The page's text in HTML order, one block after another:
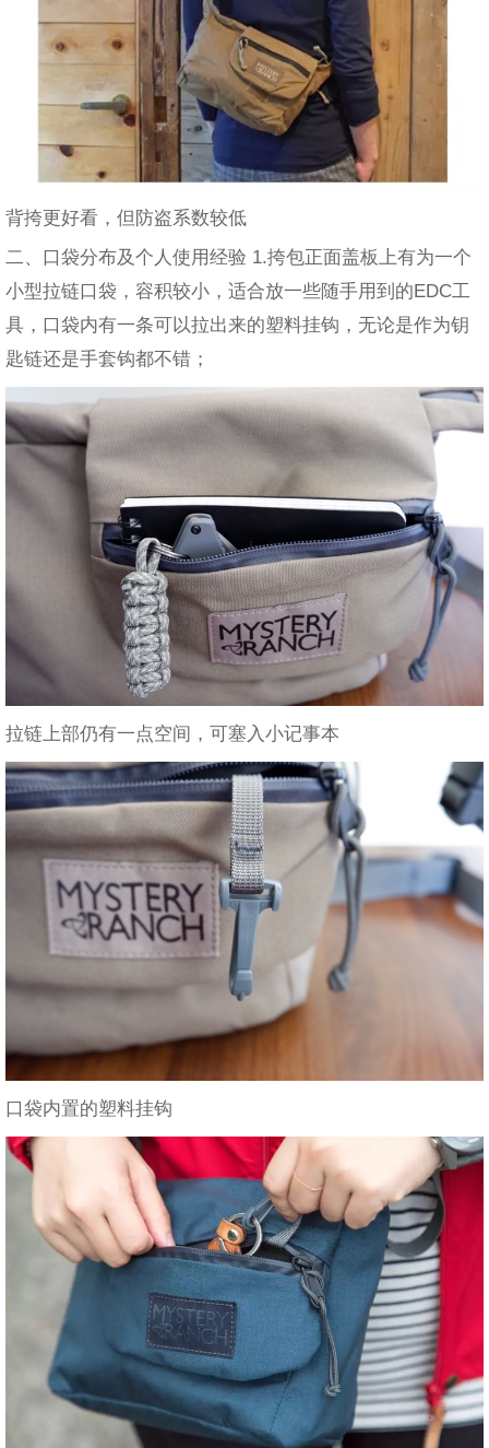
背挎更好看，但防盗系数较低
二、口袋分布及个人使用经验 1.挎包正面盖板上有为一个
小型拉链口袋，容积较小，适合放一些随手用到的EDC工
具，口袋内有一条可以拉出来的塑料挂钩，无论是作为钥
匙链还是手套钩都不错；
拉链上部仍有一点空间，可塞入小记事本
口袋内置的塑料挂钩